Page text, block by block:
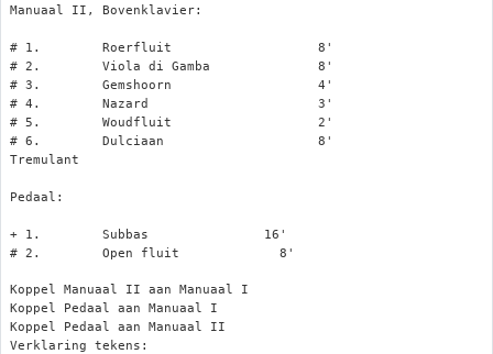
Manuaal II, Bovenklavier:
# 1.        Roerfluit                   8'
# 2.        Viola di Gamba              8'
# 3.        Gemshoorn                   4'
# 4.        Nazard                      3'
# 5.        Woudfluit                   2'
# 6.        Dulciaan                    8'
Tremulant
Pedaal:
+ 1.        Subbas               16'
# 2.        Open fluit             8'
Koppel Manuaal II aan Manuaal I
Koppel Pedaal aan Manuaal I
Koppel Pedaal aan Manuaal II
Verklaring tekens: